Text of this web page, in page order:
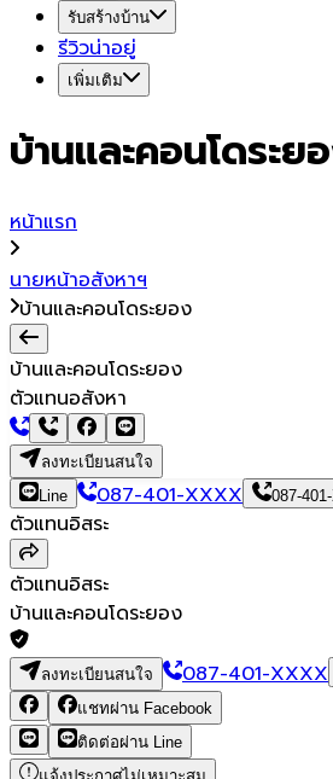
รับสร้างบ้าน
รีวิวน่าอยู่
เพิ่มเติม
บ้านและคอนโดระย
หน้าแรก
นายหน้าอสังหาฯ
บ้านและคอนโดระยอง
บ้านและคอนโดระยอง
ตัวแทนอสังหา
ลงทะเบียนสนใจ
Line
087-401-XXXX 087-
ตัวแทนอิสระ
ตัวแทนอิสระ
บ้านและคอนโดระยอง
ลงทะเบียนสนใจ 087-401-XXXX
แชทผ่าน Facebook
ติดต่อผ่าน Line